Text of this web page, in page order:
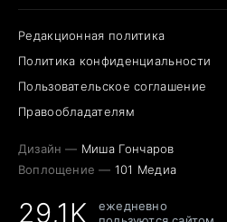
Редакционная политика
Политика конфиденциальности
Пользовательское соглашение
Правообладателям
Дизайн — Миша Гончаров
Воплощение — 101 Медиа
29,1K
ежедневно